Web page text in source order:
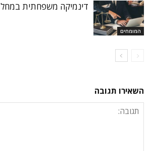
המומחים
דינמיקה משפחתית
השאירו תגובה